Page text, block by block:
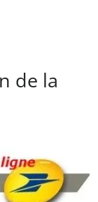
de la